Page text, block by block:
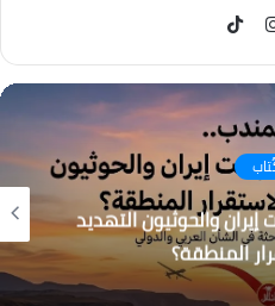
والحوثيون التهديد
المنطقة؟